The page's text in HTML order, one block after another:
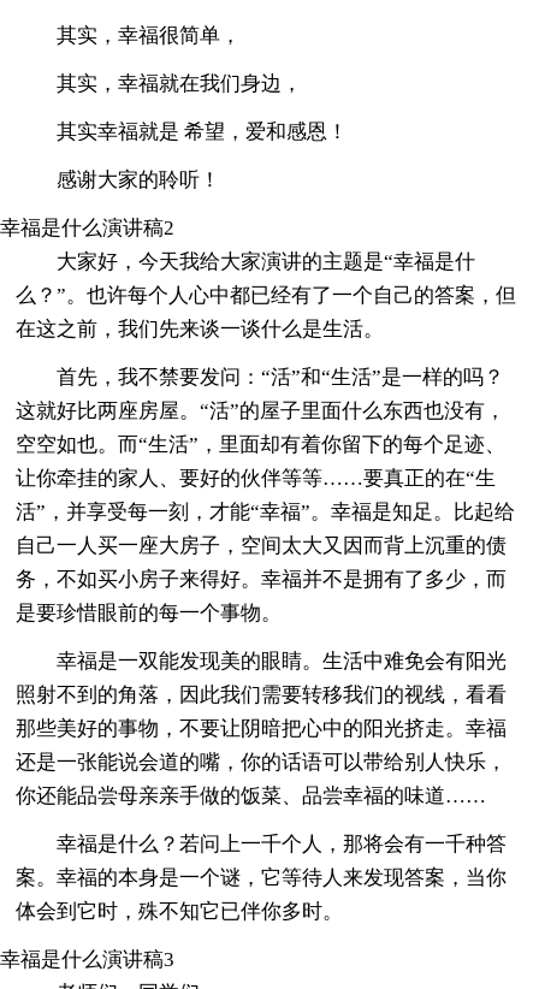
其实，幸福很简单，
其实，幸福就在我们身边，
其实幸福就是 希望，爱和感恩！
感谢大家的聆听！
幸福是什么演讲稿2
大家好，今天我给大家演讲的主题是“幸福是什
么？”。也许每个人心中都已经有了一个自己的答案，但
在这之前，我们先来谈一谈什么是生活。
首先，我不禁要发问：“活”和“生活”是一样的吗？
这就好比两座房屋。“活”的屋子里面什么东西也没有，
空空如也。而“生活”，里面却有着你留下的每个足迹、
让你牵挂的家人、要好的伙伴等等……要真正的在“生
活”，并享受每一刻，才能“幸福”。幸福是知足。比起给
自己一人买一座大房子，空间太大又因而背上沉重的债
务，不如买小房子来得好。幸福并不是拥有了多少，而
是要珍惜眼前的每一个事物。
幸福是一双能发现美的眼睛。生活中难免会有阳光
照射不到的角落，因此我们需要转移我们的视线，看看
那些美好的事物，不要让阴暗把心中的阳光挤走。幸福
还是一张能说会道的嘴，你的话语可以带给别人快乐，
你还能品尝母亲亲手做的饭菜、品尝幸福的味道……
幸福是什么？若问上一千个人，那将会有一千种答
案。幸福的本身是一个谜，它等待人来发现答案，当你
体会到它时，殊不知它已伴你多时。
幸福是什么演讲稿3